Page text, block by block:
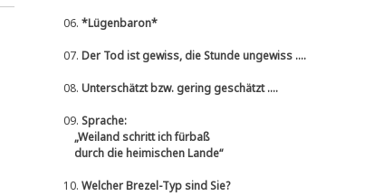
06. *Lügenbaron*
07. Der Tod ist gewiss, die Stunde ungewiss ....
08. Unterschätzt bzw. gering geschätzt ....
09. Sprache:
„Weiland schritt ich fürbaß
durch die heimischen Lande“
10. Welcher Brezel-Typ sind Sie?